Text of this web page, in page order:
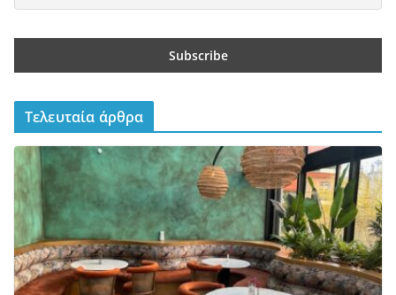
Τελευταία άρθρα